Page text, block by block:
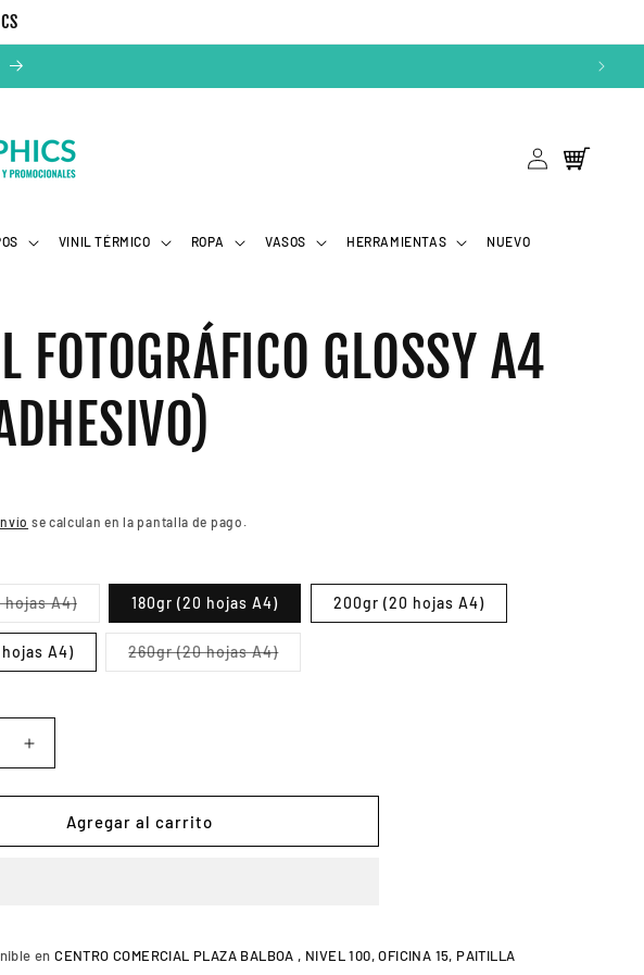
VINIL TÉRMICO ROPA VASOS HERRAMIENTAS NUEVO
Iniciar
sesión
Carrito
FOTOGRÁFICO GLOSSY A4
se calculan en la pantalla de pago.
hojas A4)Variante
o
disponible
180gr (20 hojas A4) 200gr (20 hojas A4)
A4) 260gr (20 hojas A4)Variante
Aumentar
cantidad
para
PAPEL
FOTOGRÁFICO
Agregar al carrito
enCENTRO COMERCIAL PLAZA BALBOA , NIVEL 100, OFICINA 15, PAITILLA